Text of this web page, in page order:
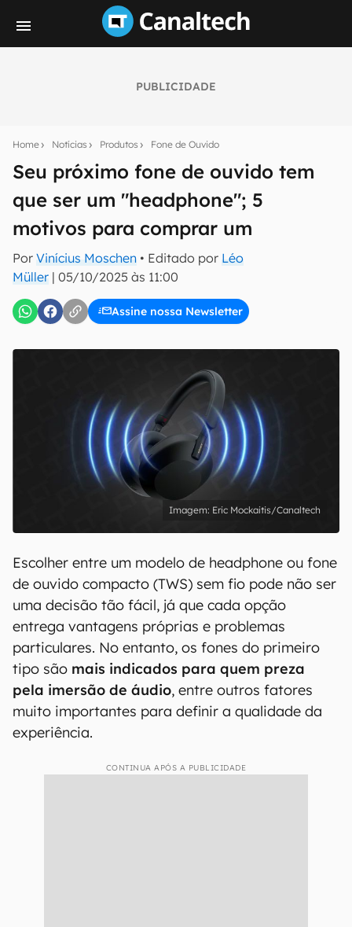
PUBLICIDADE
Home Notícias Produtos Fone de Ouvido
Seu próximo fone de ouvido tem
que ser um "headphone"; 5
motivos para comprar um
Por Vinícius Moschen • Editado por Léo
Müller | 05/10/2025 às 11:00
Assine nossa Newsletter
notícias e reviews sobre tecnologia em primeira
E-mail
inscreva-se
Confirmo que li, aceito e concordo com os Termos de
Uso e Política de Privacidade do Canaltech.
Eric Mockaitis/Canaltech
Escolher entre um modelo de headphone ou fone
de ouvido compacto (TWS) sem fio pode não ser
uma decisão tão fácil, já que cada opção
entrega vantagens próprias e problemas
particulares. No entanto, os fones do primeiro
tipo são mais indicados para quem preza
pela imersão de áudio, entre outros fatores
muito importantes para definir a qualidade da
experiência.
CONTINUA APÓS A PUBLICIDADE